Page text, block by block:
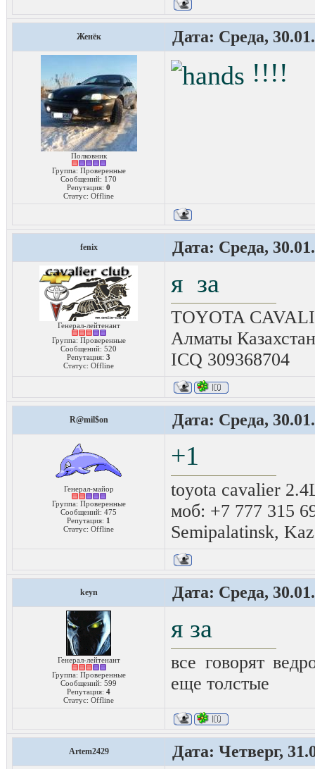
Женёк Дата: Среда,
Полковник
Группа: Проверенные
Сообщений: 170
Репутация: 0
Статус: Offline
!!!!
fenix Дата: Среда,
Генерал-лейтенант
Группа: Проверенные
Сообщений: 520
Репутация: 3
Статус: Offline
я за
TOYOTA
Алматы Казахстан
ICQ 309368704
R@mil$on Дата: Среда,
Генерал-майор
Группа: Проверенные
Сообщений: 475
Репутация: 1
Статус: Offline
+1
toyota cavalier
моб: +7 777 315
Semipalatinsk,
keyn Дата: Среда,
Генерал-лейтенант
Группа: Проверенные
Сообщений: 599
Репутация: 4
Статус: Offline
я за
все говорят
еще толстые
Artem2429 Дата: Четверг,